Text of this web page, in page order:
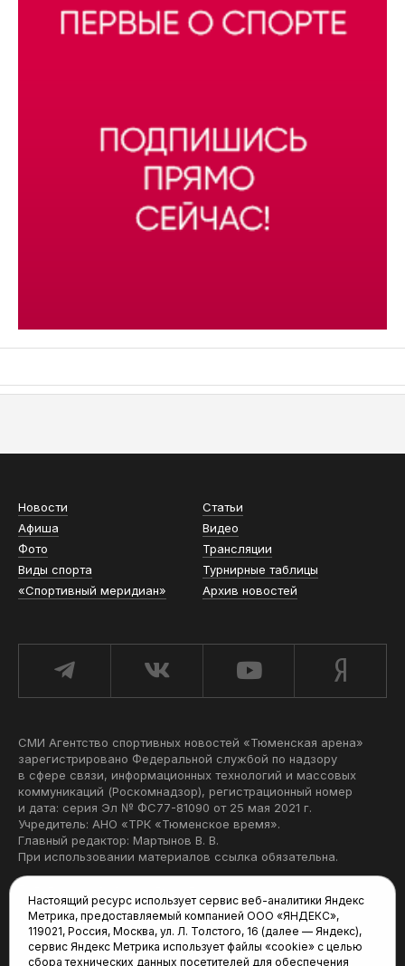
Новости
Статьи
Афиша
Видео
Фото
Трансляции
Виды спорта
Турнирные таблицы
«Спортивный меридиан»
Архив новостей
СМИ Агентство спортивных новостей «Тюменская арена»
зарегистрировано Федеральной службой по надзору
в сфере связи, информационных технологий и массовых
коммуникаций (Роскомнадзор), регистрационный номер
и дата: серия Эл № ФС77-81090 от 25 мая 2021 г.
Учредитель: АНО «ТРК «Тюменское время».
Главный редактор: Мартынов В. В.
При использовании материалов ссылка обязательна.
Редакция:
625035, Тюмень, пр. Геологоразведчиков, 28А
Настоящий ресурс использует сервис веб-аналитики Яндекс
Метрика, предоставляемый компанией ООО «ЯНДЕКС»,
119021, Россия, Москва, ул. Л. Толстого, 16 (далее — Яндекс),
сервис Яндекс Метрика использует файлы «cookie» с целью
сбора технических данных посетителей для обеспечения